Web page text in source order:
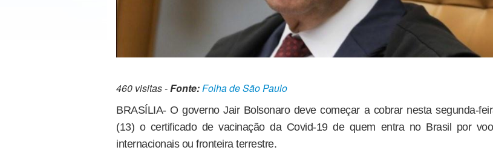
460 visitas -Fonte:Folha de São Paulo
BRASÍLIA- O governo Jair Bolsonaro deve começar a cobrar nesta segunda-
(13) o certificado de vacinação da Covid-19 de quem entra no Brasil por
internacionais ou fronteira terrestre.